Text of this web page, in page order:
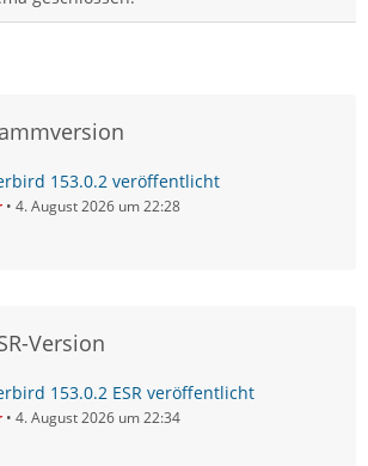
153.0.2 veröffentlicht
4. August 2026 um 22:28
Version
153.0.2 ESR veröffentlicht
4. August 2026 um 22:34